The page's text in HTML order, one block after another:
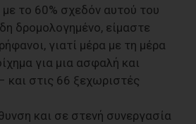
με το 60% σχεδόν αυτού του
δρομολογημένο, είμαστε
γιατί μέρα με τη μέρα
για μια ασφαλή και
και στις 66 ξεχωριστές
και σε στενή συνεργασία